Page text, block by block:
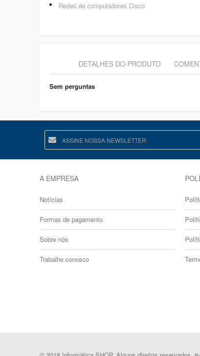
Redes de computadores Cisco
DETALHES DO PRODUTO
Sem perguntas
A EMPRESA
Notícias
Formas de pagamento
Sobre nós
Trabalhe conosco